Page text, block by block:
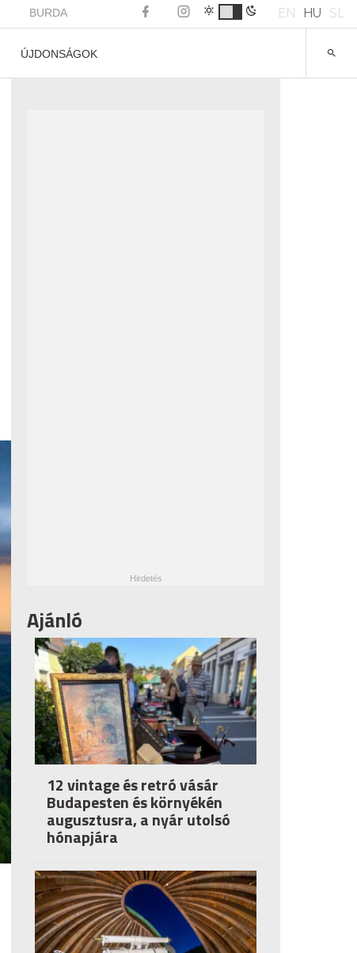
BURDA EN HU SL
ÚJDONSÁGOK
Ajánló
12 vintage és retró vásár
Budapesten és környékén
augusztusra, a nyár utolsó
hónapjára